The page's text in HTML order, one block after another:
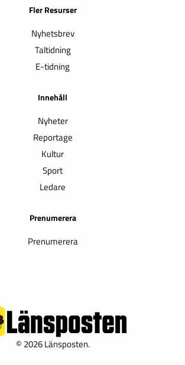
Fler Resurser
Nyhetsbrev
Taltidning
E-tidning
Innehåll
Nyheter
Reportage
Kultur
Sport
Ledare
Prenumerera
Prenumerera
© 2026 Länsposten.